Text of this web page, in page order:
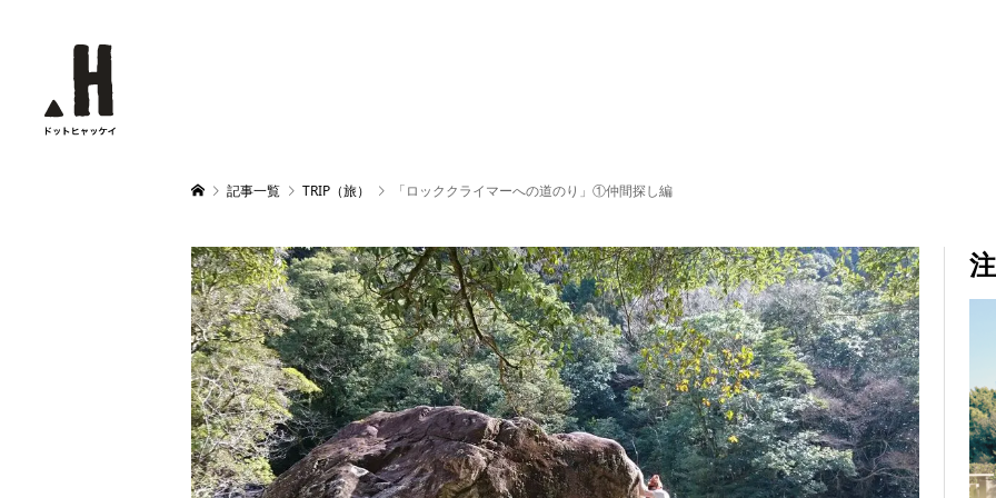
記事一覧 TRIP（旅） 「ロッククライマーへの道のり」①仲間探し編